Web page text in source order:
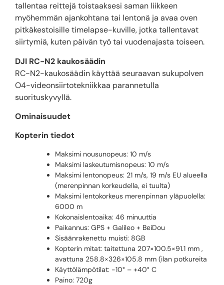
tallentaa reittejä toistaaksesi saman liikkeen
myöhemmän ajankohtana tai lentonä ja avaa oven
pitkäkestoisille timelapse-kuville, jotka tallentavat
siirtymiä, kuten päivän työ tai vuodenajasta toiseen.
DJI RC-N2 kaukosäädin
RC-N2-kaukosäädin käyttää seuraavan sukupolven
O4-videonsiirtotekniikkaa parannetulla
suorituskyvyllä.
Ominaisuudet
Kopterin tiedot
Maksimi nousunopeus: 10 m/s
Maksimi laskeutumisnopeus: 10 m/s
Maksimi lentonopeus: 21 m/s, 19 m/s EU alueella
(merenpinnan korkeudella, ei tuulta)
Maksimi lentokorkeus merenpinnan yläpuolella:
6000 m
Kokonaislentoaika: 46 minuuttia
Paikannus: GPS + Galileo + BeiDou
Sisäänrakenettu muisti: 8GB
Kopterin mitat: taitettuna 207×100.5×91.1 mm ,
avattuna 258.8×326×105.8 mm (ilan potkureita
Käyttölämpötilat: -10° – +40° C
Paino: 720g